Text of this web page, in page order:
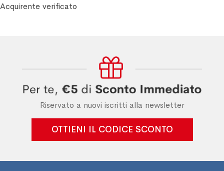
Acquirente verificato
Riservato a nuovi iscritti alla newsletter
OTTIENI IL CODICE SCONTO